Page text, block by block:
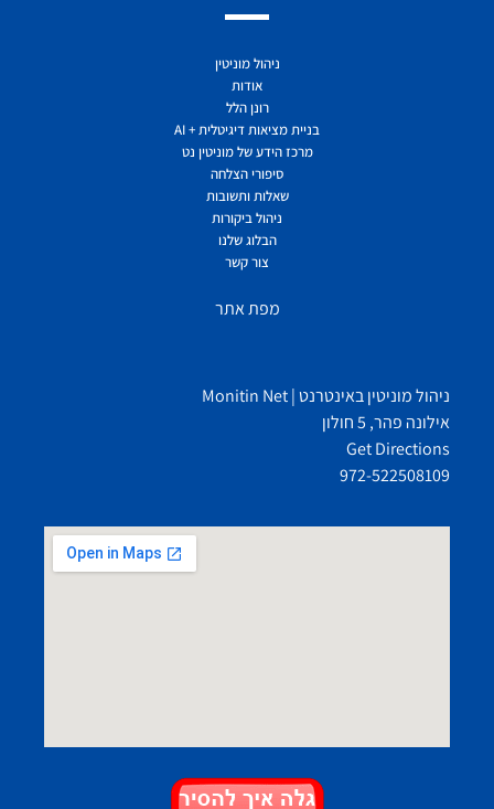
ניהול מוניטין
אודות
רונן הלל
בניית מציאות דיגיטלית + AI
מרכז הידע של מוניטין נט
סיפורי הצלחה
שאלות ותשובות
ניהול ביקורות
הבלוג שלנו
צור קשר
מפת אתר
ניהול מוניטין באינטרנט | Monitin Net
אילונה פהר, 5 חולון
Get Directions
972-522508109